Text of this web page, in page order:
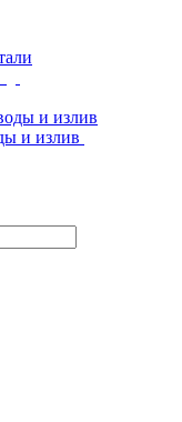
и излив